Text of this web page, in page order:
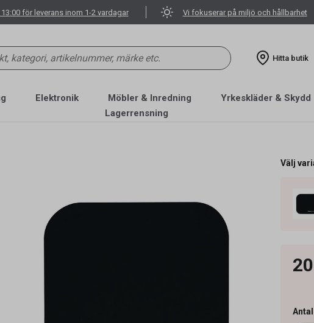
för leverans inom 1-2 vardagar Vi fokuserar på miljö och hållbarhet
Hitta butik
Elektronik Möbler & Inredning Yrkeskläder & Skydd
Lagerrensning
Välj
Antal